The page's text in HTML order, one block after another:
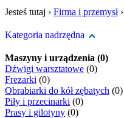
Jesteś tutaj › Firma i przemysł›
Kategoria nadrzędna
Maszyny i urządzenia (0)
Dźwigi warsztatowe (0)
Frezarki (0)
Obrabiarki do kół zębatych (0)
Piły i przecinarki (0)
Prasy i gilotyny (0)